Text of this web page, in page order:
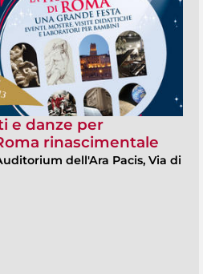
e danze per
rinascimentale
dell'Ara Pacis, Via di